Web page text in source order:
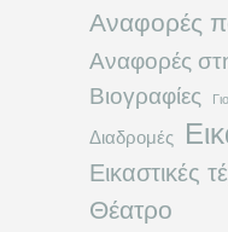
Αναφορές
Αναφορές
Βιογραφίες
Διαδρομές
Εικαστικές
Θέατρο